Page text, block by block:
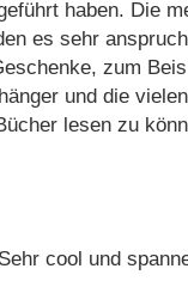
haben. Die
es sehr
zum
und die
lesen zu
cool und